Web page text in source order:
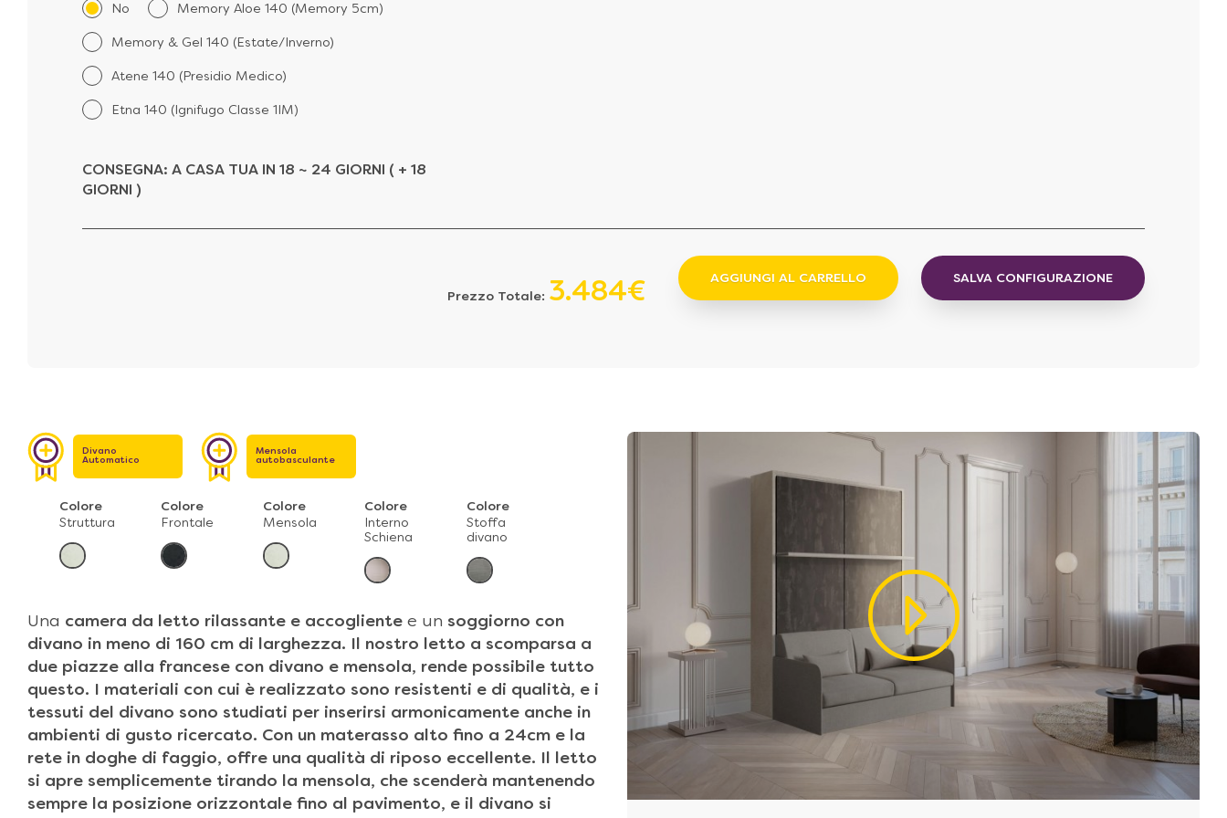
No Memory Aloe 140 (Memory 5cm)
Memory & Gel 140 (Estate/Inverno)
Atene 140 (Presidio Medico)
Etna 140 (Ignifugo Classe 1IM)
CONSEGNA: A CASA TUA IN 18 ~ 24 GIORNI ( + 18
GIORNI )
Prezzo Totale: 3.484€
AGGIUNGI AL CARRELLO SALVA CONFIGURAZIONE
Divano
Automatico
Mensola
autobasculante
Colore
Struttura
Colore
Frontale
Colore
Mensola
Colore
Interno
Schiena
Colore
Stoffa
divano
Una camera da letto rilassante e accogliente e un soggiorno con
divano in meno di 160 cm di larghezza. Il nostro letto a scomparsa a
due piazze alla francese con divano e mensola, rende possibile tutto
questo. I materiali con cui è realizzato sono resistenti e di qualità, e i
tessuti del divano sono studiati per inserirsi armonicamente anche in
ambienti di gusto ricercato. Con un materasso alto fino a 24cm e la
rete in doghe di faggio, offre una qualità di riposo eccellente. Il letto
si apre semplicemente tirando la mensola, che scenderà mantenendo
sempre la posizione orizzontale fino al pavimento, e il divano si